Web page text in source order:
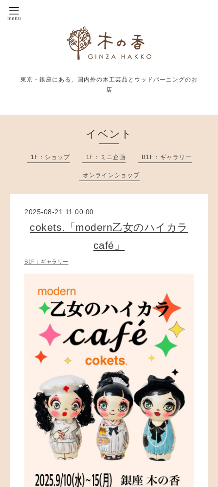
東京・銀座にある、国内外の木工芸品とウッドバーニングのお
店
イベント
1F：ショップ 1F：ミニ企画 B1F：ギャラリー
オンラインショップ
2025-08-21 11:00:00
cokets.「modern乙女のハイカラ
café」
B1F：ギャラリー